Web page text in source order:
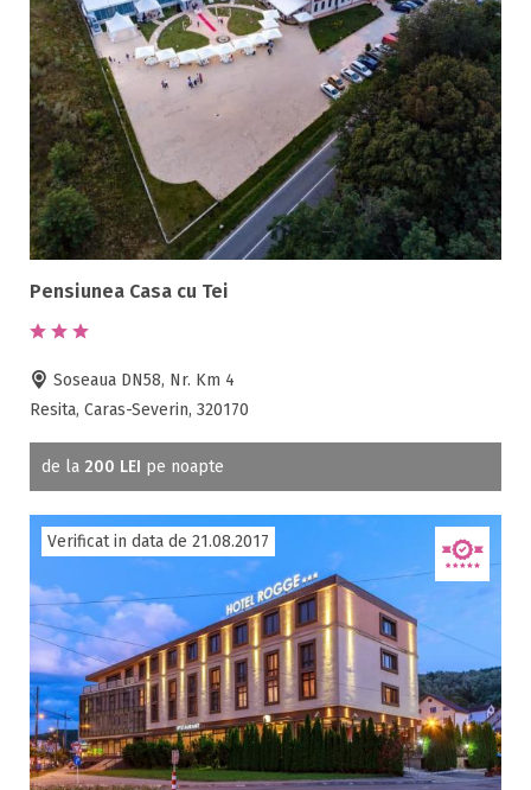
Pensiunea Casa cu Tei
Soseaua DN58, Nr. Km 4
Resita, Caras-Severin, 320170
de la 200 LEI pe noapte
Verificat in data de 21.08.2017